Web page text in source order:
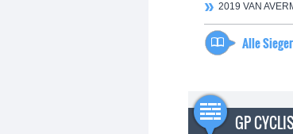
2019 VAN
Alle
GP